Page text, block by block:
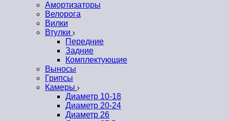
Амортизаторы
Велорога
Вилки
Втулки
Передние
Задние
Комплектующие
Выносы
Грипсы
Камеры
Диаметр 10-18
Диаметр 20-24
Диаметр 26